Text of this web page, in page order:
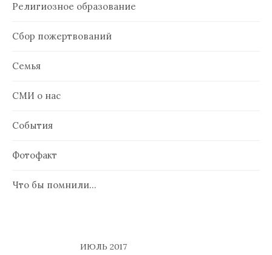
Религиозное образование
Сбор пожертвований
Семья
СМИ о нас
События
Фотофакт
Что бы помнили…
ИЮЛЬ 2017